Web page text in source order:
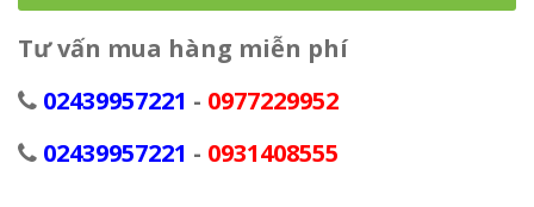
Tư vấn mua hàng miễn phí
02439957221 - 0977229952
02439957221 - 0931408555